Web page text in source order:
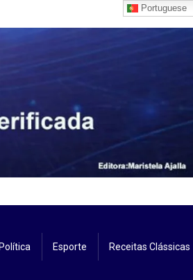
Política Esporte Receitas Clássicas
Portuguese